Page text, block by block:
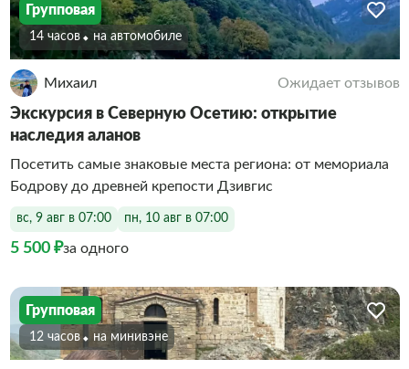
Групповая
14 часов На автомобиле
Михаил Ожидает отзывов
Экскурсия в Северную Осетию: открытие
наследия аланов
Посетить самые знаковые места региона: от мемориала
Бодрову до древней крепости Дзивгис
вс, 9 авг в 07:00 пн, 10 авг в 07:00
5 500 ₽за одного
Групповая
12 часов На минивэне